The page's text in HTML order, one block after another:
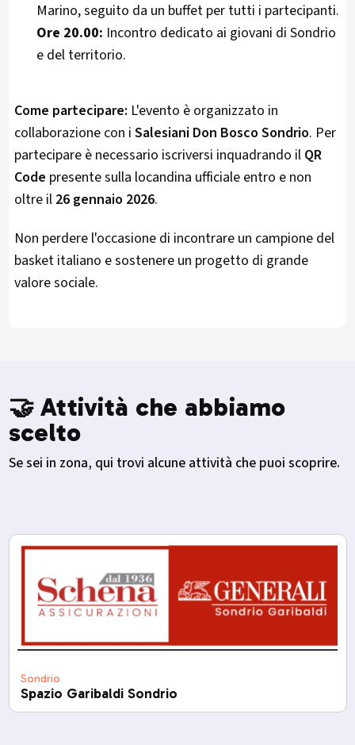
Marino, seguito da un buffet per tutti i partecipanti.
Ore 20.00: Incontro dedicato ai giovani di Sondrio
e del territorio.
Come partecipare: L'evento è organizzato in
collaborazione con i Salesiani Don Bosco Sondrio. Per
partecipare è necessario iscriversi inquadrando il QR
Code presente sulla locandina ufficiale entro e non
oltre il 26 gennaio 2026.
Non perdere l'occasione di incontrare un campione del
basket italiano e sostenere un progetto di grande
valore sociale.
🤝 Attività che abbiamo
scelto
Se sei in zona, qui trovi alcune attività che puoi scoprire.
Sondrio
Spazio Garibaldi Sondrio